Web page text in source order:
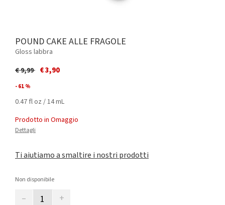
POUND CAKE ALLE FRAGOLE
Gloss labbra
Price reduced from
€ 9,99to€ 3,90
- 61 %
0.47 fl oz / 14 mL
Prodotto in Omaggio
Dettagli
Ti aiutiamo a smaltire i nostri prodotti
Non disponibile
– +